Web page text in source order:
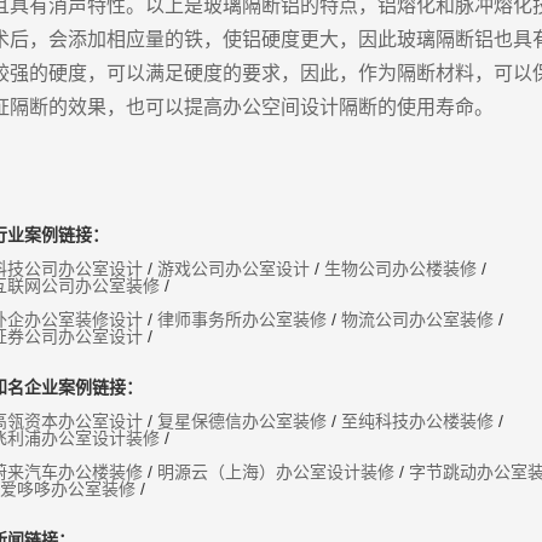
具有消声特性。以上是玻璃隔断铝的特点，铝熔化和脉冲熔化
后，会添加相应量的铁，使铝硬度更大，因此玻璃隔断铝也具
强的硬度，可以满足硬度的要求，因此，作为隔断材料，可以
隔断的效果，也可以提高办公空间设计隔断的使用寿命。
业案例链接：
技公司办公室设计 / 游戏公司办公室设计 / 生物公司办公楼装修 /
联网公司办公室装修 /
企办公室装修设计 / 律师事务所办公室装修 / 物流公司办公室装修 /
券公司办公室设计 /
名企业案例链接：
瓴资本办公室设计 / 复星保德信办公室装修 / 至纯科技办公楼装修 /
利浦办公室设计装修 /
来汽车办公楼装修 / 明源云（上海）办公室设计装修 / 字节跳动办公室
爱哆哆办公室装修 /